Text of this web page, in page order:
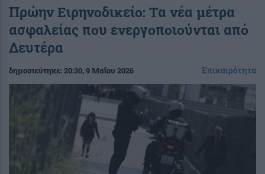
Πρώην Ειρηνοδικείο: Τα νέα μέτρα
ασφαλείας που ενεργοποιούνται από
Δευτέρα
δημοσιεύτηκε:20:30, 9 Μαΐου 2026 Επικαιρότητα